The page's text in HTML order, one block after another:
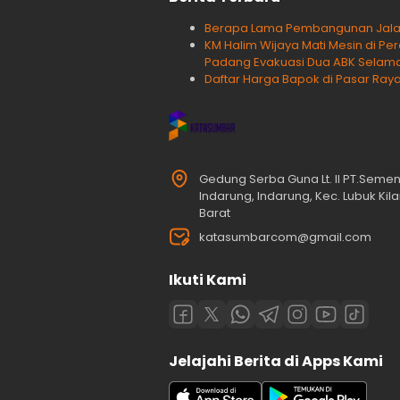
Berapa Lama Pembangunan
KM Halim Wijaya Mati Mesin di
Padang Evakuasi Dua ABK
Daftar Harga Bapok di Pasar
Gedung Serba Guna Lt. II
Indarung, Indarung, Kec. Lubuk
Barat
katasumbarcom@gmail.com
Ikuti Kami
Jelajahi Berita di Apps Kami